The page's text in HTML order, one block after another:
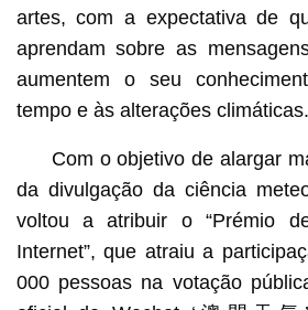
artes, com a expectativa de
aprendam sobre as
aumentem o seu
tempo e às alterações climáticas.
Com o objetivo de alargar
da divulgação da ciência
voltou a atribuir o “Prémio
Internet”, que atraiu a
000 pessoas na votação